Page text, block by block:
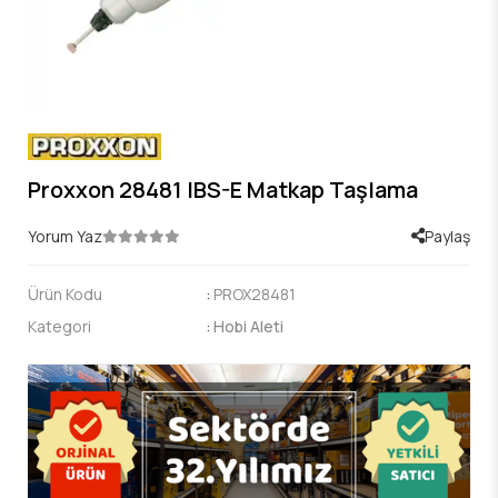
Proxxon 28481 IBS-E Matkap Taşlama
Yorum Yaz Paylaş
Ürün Kodu : PROX28481
Kategori
: Hobi Aleti